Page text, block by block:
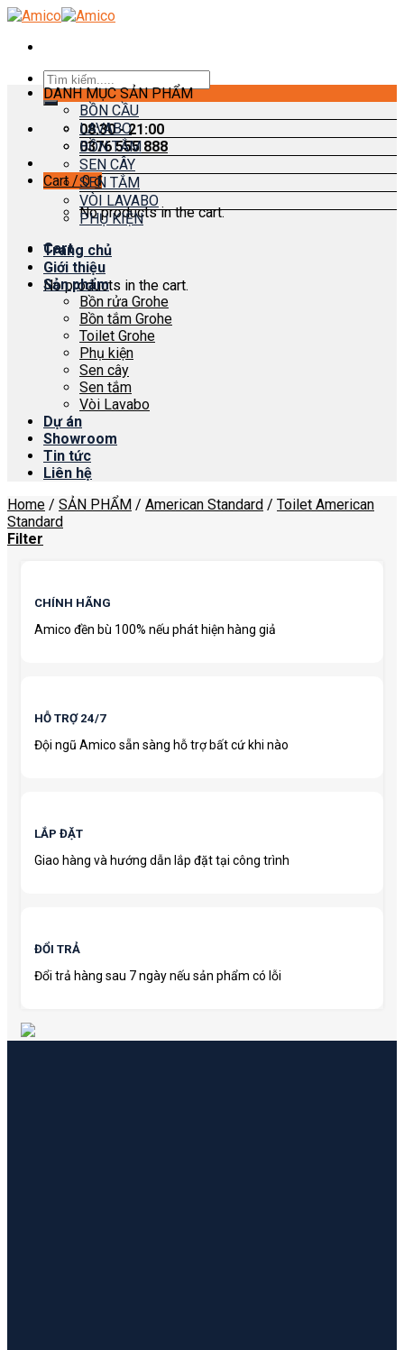
Skip
content
Search
for:
08:30 - 21:00
0376 555 888
Cart /0₫
No products in the cart.
Cart
No products in the cart.
DANH MỤC SẢN PHẨM
BỒN CẦU
LAVABO
BỒN TẮM
SEN CÂY
SEN TẮM
VÒI LAVABO
PHỤ KIỆN
Trang chủ
Giới thiệu
Sản phẩm
Bồn rửa Grohe
Bồn tắm Grohe
Toilet Grohe
Phụ kiện
Sen cây
Sen tắm
Vòi Lavabo
Dự án
Showroom
Tin tức
Liên hệ
Home / SẢN PHẨM / American Standard / Toilet American
Standard
Filter
CHÍNH HÃNG
Amico đền bù 100% nếu phát hiện hàng giả
HỖ TRỢ 24/7
Đội ngũ Amico sẵn sàng hỗ trợ bất cứ khi nào
LẮP ĐẶT
Giao hàng và hướng dẫn lắp đặt tại công trình
ĐỔI TRẢ
Đổi trả hàng sau 7 ngày nếu sản phẩm có lỗi